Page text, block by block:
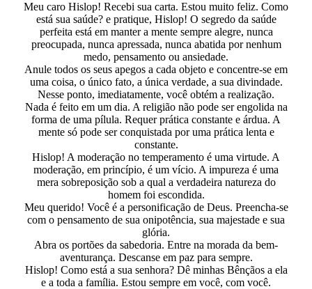
Meu caro Hislop! Recebi sua carta. Estou muito feliz. Como
está sua saúde? e pratique, Hislop! O segredo da saúde
perfeita está em manter a mente sempre alegre, nunca
preocupada, nunca apressada, nunca abatida por nenhum
medo, pensamento ou ansiedade.
Anule todos os seus apegos a cada objeto e concentre-se em
uma coisa, o único fato, a única verdade, a sua divindade.
Nesse ponto, imediatamente, você obtém a realização.
Nada é feito em um dia. A religião não pode ser engolida na
forma de uma pílula. Requer prática constante e árdua. A
mente só pode ser conquistada por uma prática lenta e
constante.
Hislop! A moderação no temperamento é uma virtude. A
moderação, em princípio, é um vício. A impureza é uma
mera sobreposição sob a qual a verdadeira natureza do
homem foi escondida.
Meu querido! Você é a personificação de Deus. Preencha-se
com o pensamento de sua onipotência, sua majestade e sua
glória.
Abra os portões da sabedoria. Entre na morada da bem-
aventurança. Descanse em paz para sempre.
Hislop! Como está a sua senhora? Dê minhas Bênçãos a ela
e a toda a família. Estou sempre em você, com você.